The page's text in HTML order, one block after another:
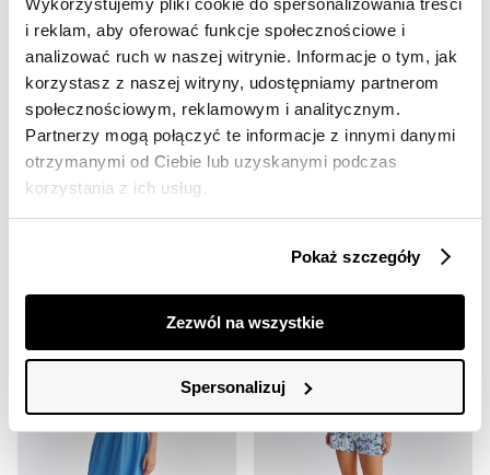
i reklam, aby oferować funkcje społecznościowe i
analizować ruch w naszej witrynie. Informacje o tym, jak
korzystasz z naszej witryny, udostępniamy partnerom
społecznościowym, reklamowym i analitycznym.
Partnerzy mogą połączyć te informacje z innymi danymi
otrzymanymi od Ciebie lub uzyskanymi podczas
korzystania z ich usług.
Pokaż szczegóły
Zezwól na wszystkie
Spersonalizuj
OUTLET
HOT
Sukienka z bufiastym rękawem
49,99 zł
Cena regularna139,99 zł
OUTLET
HOT
Spódnica damska
Cena regularna159,99 zł
obniżką59,99 zł